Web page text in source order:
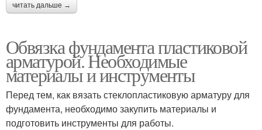
читать дальше →
Обвязка фундамента пластиковой
арматурой. Необходимые
материалы и инструменты
Перед тем, как вязать стеклопластиковую арматуру для
фундамента, необходимо закупить материалы и
подготовить инструменты для работы.